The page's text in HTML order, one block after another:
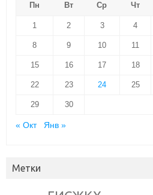
Пн Вт Ср Чт
1 2 3 4
8 9 10 11
15 16 17 18
22 23 24 25
29 30
« Окт Янв »
Метки